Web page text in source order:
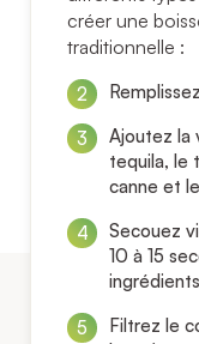
créer une
traditionnelle :
Ajoutez la
tequila, le
canne et
Secouez
10 à 15
Filtrez le